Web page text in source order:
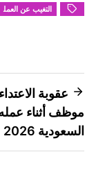
التغيب عن العمل
تصفّح
المقالات
عقوبة
موظف أثناء
السعودية 2026